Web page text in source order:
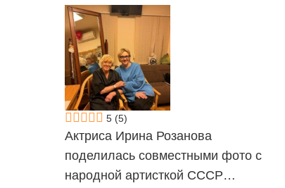
5 (5)
Актриса Ирина Розанова
поделилась совместными фото с
народной артисткой СССР…